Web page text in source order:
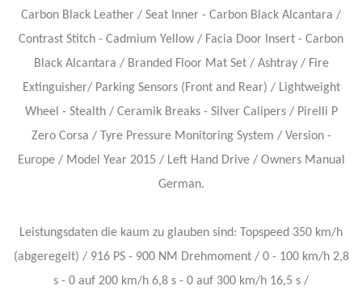
Carbon Black Leather / Seat Inner - Carbon Black Alcantara /
Contrast Stitch - Cadmium Yellow / Facia Door Insert - Carbon
Black Alcantara / Branded Floor Mat Set / Ashtray / Fire
Extinguisher/ Parking Sensors (Front and Rear) / Lightweight
Wheel - Stealth / Ceramik Breaks - Silver Calipers / Pirelli P
Zero Corsa / Tyre Pressure Monitoring System / Version -
Europe / Model Year 2015 / Left Hand Drive / Owners Manual
German.
Leistungsdaten die kaum zu glauben sind: Topspeed 350 km/h
(abgeregelt) / 916 PS - 900 NM Drehmoment / 0 - 100 km/h 2,8
s - 0 auf 200 km/h 6,8 s - 0 auf 300 km/h 16,5 s /